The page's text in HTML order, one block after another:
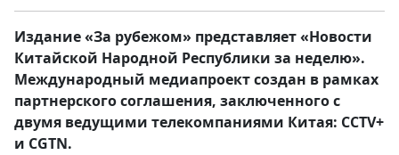
Издание «За рубежом» представляет «Новости
Китайской Народной Республики за неделю».
Международный медиапроект создан в рамках
партнерского соглашения, заключенного с
двумя ведущими телекомпаниями Китая: CCTV+
и CGTN.